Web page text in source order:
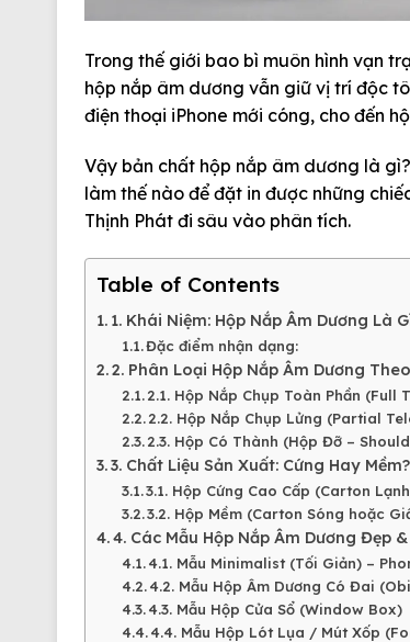
Trong thế giới bao bì muôn hình vạn
hộp nắp âm dương vẫn giữ vị trí độc
điện thoại iPhone mới cóng, cho đến
Vậy bản chất hộp nắp âm dương là gì
làm thế nào để đặt in được những
Thịnh Phát đi sâu vào phân tích.
Table of Contents
1. Khái Niệm: Hộp Nắp Âm Dương Là
Đặc điểm nhận dạng:
2. Phân Loại Hộp Nắp Âm Dương
2.1. Hộp Nắp Chụp Toàn Phần (Full
2.2. Hộp Nắp Chụp Lửng (Partial
2.3. Hộp Có Thành (Hộp Đỡ –
3. Chất Liệu Sản Xuất: Cứng Hay Mềm?
3.1. Hộp Cứng Cao Cấp (Carton
3.2. Hộp Mềm (Carton Sóng hoặc
4. Các Mẫu Hộp Nắp Âm Dương Đẹp
4.1. Mẫu Minimalist (Tối Giản) –
4.2. Mẫu Hộp Âm Dương Có Đai
4.3. Mẫu Hộp Cửa Sổ (Window Box)
4.4. Mẫu Hộp Lót Lụa / Mút Xốp